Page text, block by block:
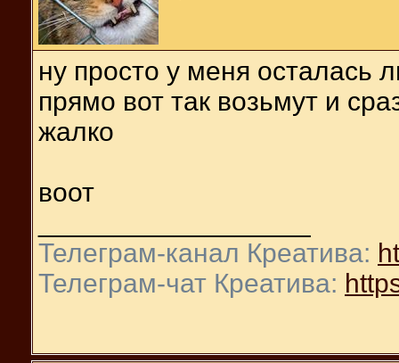
ну просто у меня осталась
прямо вот так возьмут и
жалко
воот
Телеграм-канал Креатива:
Телеграм-чат Креатива: